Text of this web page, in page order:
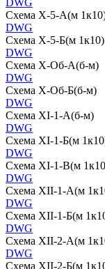
Схема X-5-А(м
DWG
Схема X-5-Б(м 1к10)
DWG
Схема X-Об-А(б-м)
DWG
Схема X-Об-Б(б-м)
DWG
Схема XI-1-А(б-м)
DWG
Схема XI-1-Б(м
DWG
Схема XI-1-В(м
DWG
Схема XII-1-А(м
DWG
Схема XII-1-Б(м
DWG
Схема XII-2-А(м
DWG
Схема XII-2-Б(м